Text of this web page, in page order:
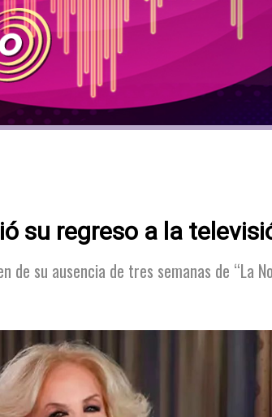
su regreso a la
de su ausencia de tres semanas de “La